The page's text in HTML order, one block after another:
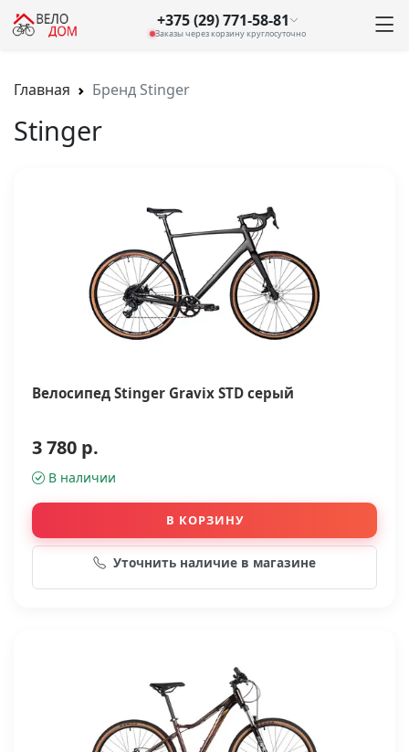
+375 (29) 771-58-81
Заказы через корзину круглосуточно
Главная Бренд Stinger
Stinger
Велосипед Stinger Gravix STD серый
3 780 р.
В наличии
В КОРЗИНУ
Уточнить наличие в магазине